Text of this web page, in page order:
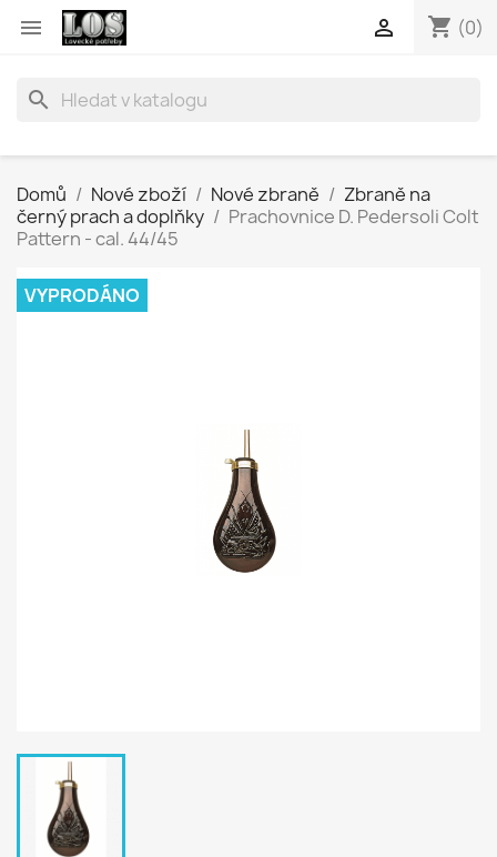
 shopping_cart (0)

search
Domů Nové zboží Nové zbraně
Zbraně na
černý prach a doplňky
Prachovnice D. Pedersoli Colt
Pattern - cal. 44/45
VYPRODÁNO